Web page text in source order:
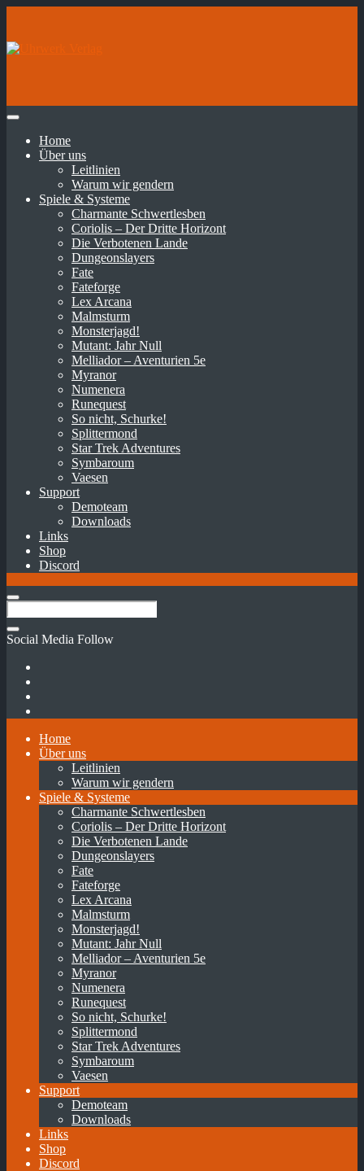
Home
Über uns
Leitlinien
Warum wir gendern
Spiele & Systeme
Charmante Schwertlesben
Coriolis – Der Dritte Horizont
Die Verbotenen Lande
Dungeonslayers
Fate
Fateforge
Lex Arcana
Malmsturm
Monsterjagd!
Mutant: Jahr Null
Melliador – Aventurien 5e
Myranor
Numenera
Runequest
So nicht, Schurke!
Splittermond
Star Trek Adventures
Symbaroum
Vaesen
Support
Demoteam
Downloads
Links
Shop
Discord
Social Media Follow
Home
Über uns
Leitlinien
Warum wir gendern
Spiele & Systeme
Charmante Schwertlesben
Coriolis – Der Dritte Horizont
Die Verbotenen Lande
Dungeonslayers
Fate
Fateforge
Lex Arcana
Malmsturm
Monsterjagd!
Mutant: Jahr Null
Melliador – Aventurien 5e
Myranor
Numenera
Runequest
So nicht, Schurke!
Splittermond
Star Trek Adventures
Symbaroum
Vaesen
Support
Demoteam
Downloads
Links
Shop
Discord